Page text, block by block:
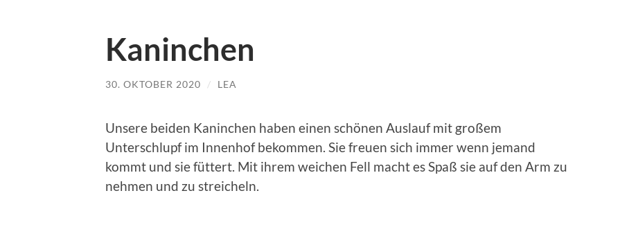
Kaninchen
30. OKTOBER 2020 / LEA
Unsere beiden Kaninchen haben einen schönen Auslauf mit großem
Unterschlupf im Innenhof bekommen. Sie freuen sich immer wenn jemand
kommt und sie füttert. Mit ihrem weichen Fell macht es Spaß sie auf den Arm zu
nehmen und zu streicheln.